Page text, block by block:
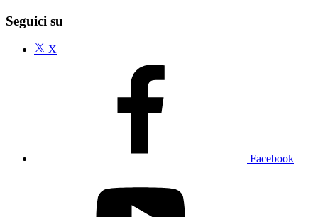
Seguici su
X
Facebook